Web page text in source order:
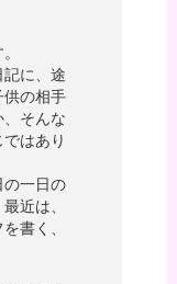
記に、途
供の相手
そんな
はあり
の一日の
近は、
書く、